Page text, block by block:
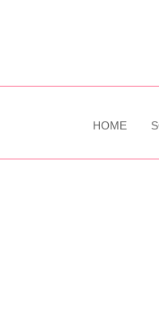
HOME